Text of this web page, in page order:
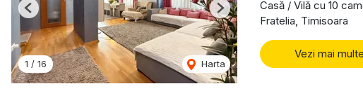
1 / 16 Harta
Previous Next
Casă / Vilă cu 10
Fratelia, Timisoara
Vezi mai